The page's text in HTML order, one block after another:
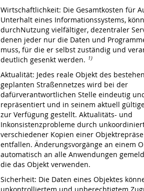
Wirtschaftlichkeit: Die Gesamtkosten für
Unterhalt eines Informationssystems,
durchNutzung vielfältiger, dezentraler
denen jeder nur die Daten und
muss, für die er selbst zuständig und
deutlich gesenkt werden. 1)
Aktualität: Jedes reale Objekt des
geplanten Straßennetzes wird bei der
dafürverantwortlichen Stelle eindeutig
repräsentiert und in seinem aktuell
zur Verfügung gestellt. Aktualitäts- und
Inkonsistenzprobleme durch
verschiedener Kopien einer
entfallen. Änderungsvorgänge an einem
automatisch an alle Anwendungen
die das Objekt verwenden.
Sicherheit: Die Daten eines Objektes